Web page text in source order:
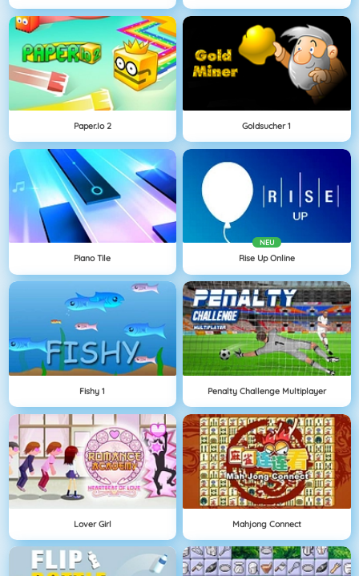
Paper.io 2 Goldsucher 1
Piano Tile
NEU
Rise Up Online
Fishy 1 Penalty Challenge Multiplayer
Lover Girl Mahjong Connect